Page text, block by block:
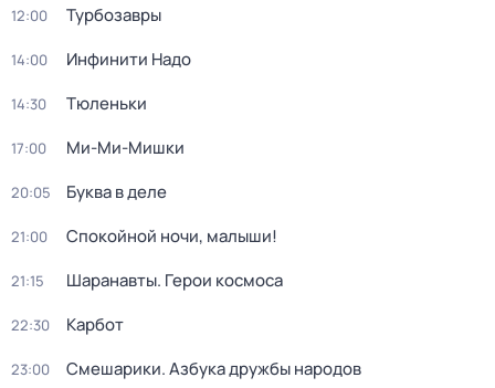
12:00 Турбозавры
14:00 Инфинити Надо
14:30 Тюленьки
17:00 Ми-Ми-Мишки
20:05 Буква в деле
21:00 Спокойной ночи, малыши!
21:15 Шаранавты. Герои космоса
22:30 Карбот
23:00 Смешарики. Азбука дружбы народов